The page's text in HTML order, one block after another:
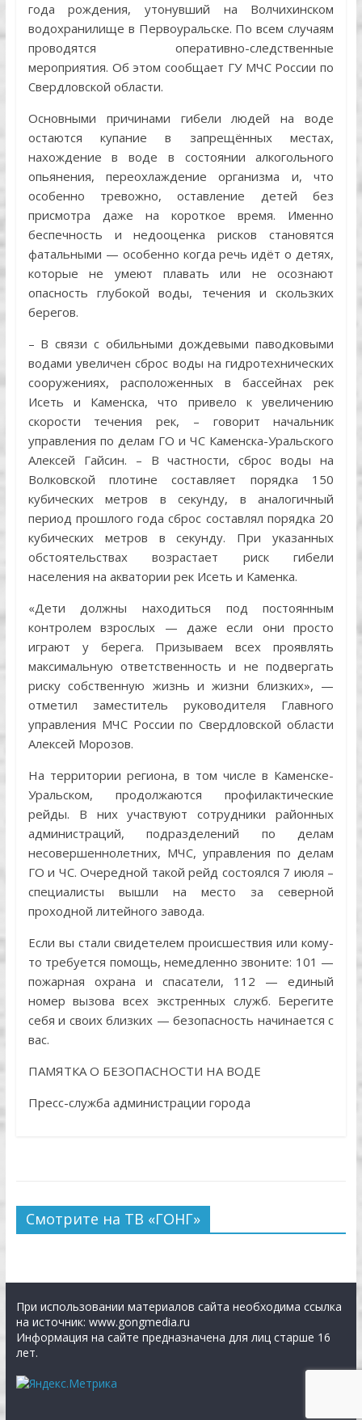
года рождения, утонувший на Волчихинском
водохранилище в Первоуральске. По всем случаям
проводятся оперативно-следственные
мероприятия. Об этом сообщает ГУ МЧС России по
Свердловской области.
Основными причинами гибели людей на воде
остаются купание в запрещённых местах,
нахождение в воде в состоянии алкогольного
опьянения, переохлаждение организма и, что
особенно тревожно, оставление детей без
присмотра даже на короткое время. Именно
беспечность и недооценка рисков становятся
фатальными — особенно когда речь идёт о детях,
которые не умеют плавать или не осознают
опасность глубокой воды, течения и скользких
берегов.
– В связи с обильными дождевыми паводковыми
водами увеличен сброс воды на гидротехнических
сооружениях, расположенных в бассейнах рек
Исеть и Каменска, что привело к увеличению
скорости течения рек, – говорит начальник
управления по делам ГО и ЧС Каменска-Уральского
Алексей Гайсин. – В частности, сброс воды на
Волковской плотине составляет порядка 150
кубических метров в секунду, в аналогичный
период прошлого года сброс составлял порядка 20
кубических метров в секунду. При указанных
обстоятельствах возрастает риск гибели
населения на акватории рек Исеть и Каменка.
«Дети должны находиться под постоянным
контролем взрослых — даже если они просто
играют у берега. Призываем всех проявлять
максимальную ответственность и не подвергать
риску собственную жизнь и жизни близких», —
отметил заместитель руководителя Главного
управления МЧС России по Свердловской области
Алексей Морозов.
На территории региона, в том числе в Каменске-
Уральском, продолжаются профилактические
рейды. В них участвуют сотрудники районных
администраций, подразделений по делам
несовершеннолетних, МЧС, управления по делам
ГО и ЧС. Очередной такой рейд состоялся 7 июля –
специалисты вышли на место за северной
проходной литейного завода.
Если вы стали свидетелем происшествия или кому-
то требуется помощь, немедленно звоните: 101 —
пожарная охрана и спасатели, 112 — единый
номер вызова всех экстренных служб. Берегите
себя и своих близких — безопасность начинается с
вас.
ПАМЯТКА О БЕЗОПАСНОСТИ НА ВОДЕ
Пресс-служба администрации города
Смотрите на ТВ «ГОНГ»
При использовании материалов сайта необходима ссылка
на источник: www.gongmedia.ru
Информация на сайте предназначена для лиц старше 16
лет.